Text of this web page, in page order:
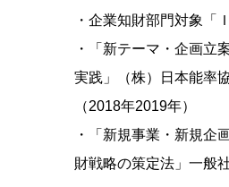
・企業知財部門対象「
・「新テーマ・企画立
実践」（株）日本能率
（2018年2019年）
・「新規事業・新規企
財戦略の策定法」一般